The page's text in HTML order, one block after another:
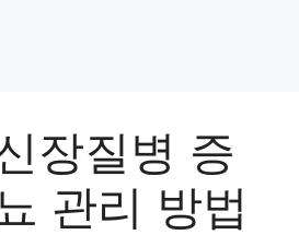
장질병 증
관리 방법